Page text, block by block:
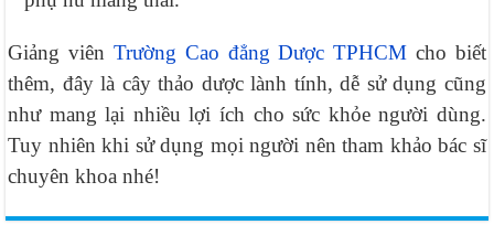
Giảng viên Trường Cao đẳng Dược TPHCM cho biết
thêm, đây là cây thảo dược lành tính, dễ sử dụng cũng
như mang lại nhiều lợi ích cho sức khỏe người dùng.
Tuy nhiên khi sử dụng mọi người nên tham khảo bác sĩ
chuyên khoa nhé!